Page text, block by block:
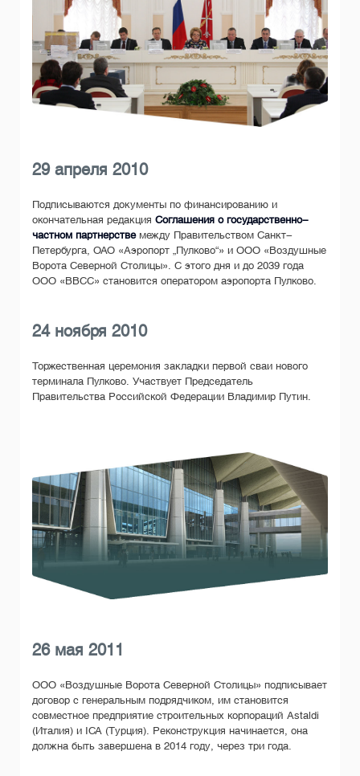
29 апреля 2010
Подписываются документы по финансированию и
окончательная редакция Соглашения о государственно-
частном партнерствемежду Правительством Санкт-
Петербурга, ОАО «Аэропорт „Пулково“» и ООО «Воздушные
Ворота Северной Столицы». С этого дня и до 2039 года
ООО «ВВСС» становится оператором аэропорта Пулково.
24 ноября 2010
Торжественная церемония закладки первой сваи нового
терминала Пулково. Участвует Председатель
Правительства Российской Федерации Владимир Путин.
26 мая 2011
ООО «Воздушные Ворота Северной Столицы» подписывает
договор с генеральным подрядчиком, им становится
совместное предприятие строительных корпораций Astaldi
(Италия) и ICA (Турция). Реконструкция начинается, она
должна быть завершена в 2014 году, через три года.